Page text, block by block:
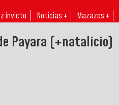
invicto Noticias ↓ Mazazos ↓
Payara (+natalicio)